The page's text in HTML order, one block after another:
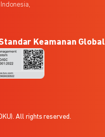
Keamanan Global
All rights reserved.